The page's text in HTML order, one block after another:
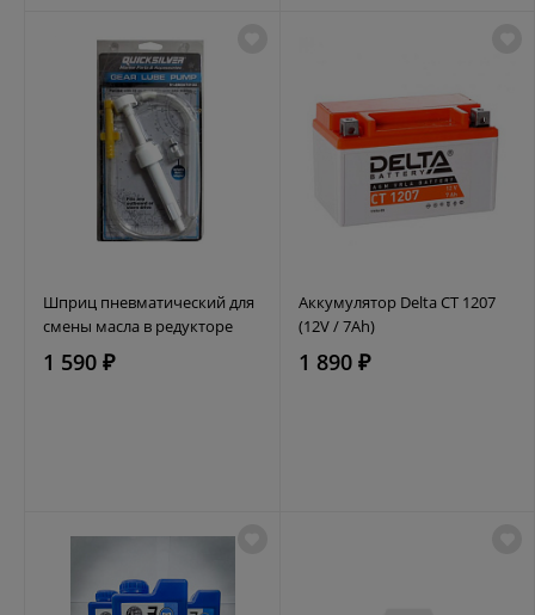
Шприц пневматический для
смены масла в редукторе
1 590 ₽
Аккумулятор Delta CT 1207
(12V / 7Ah)
1 890 ₽